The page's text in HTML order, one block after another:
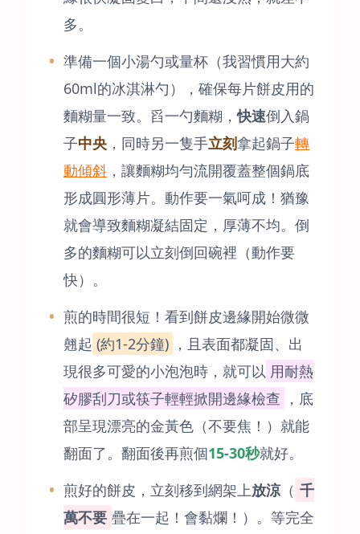
多。
準備一個小湯勺或量杯（我習慣用大約
60ml的冰淇淋勺），確保每片餅皮用的
麵糊量一致。舀一勺麵糊，快速倒入鍋
子中央 ，同時另一隻手立刻拿起鍋子轉
動傾斜 ，讓麵糊均勻流開覆蓋整個鍋底
形成圓形薄片。動作要一氣呵成！猶豫
就會導致麵糊凝結固定，厚薄不均。倒
多的麵糊可以立刻倒回碗裡（動作要
快）。
煎的時間很短！看到餅皮邊緣開始微微
翹起 (約1-2分鐘) ，且表面都凝固、出
現很多可愛的小泡泡時，就可以 用耐熱
矽膠刮刀或筷子輕輕掀開邊緣檢查 ，底
部呈現漂亮的金黃色（不要焦！）就能
翻面了。翻面後再煎個15-30秒就好。
煎好的餅皮，立刻移到網架上放涼（ 千
萬不要 疊在一起！會黏爛！）。等完全